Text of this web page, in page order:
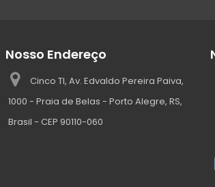
Nosso Endereço
Cinco TI, Av. Edvaldo Pereira Paiva,
1000 - Praia de Belas - Porto Alegre, RS,
Brasil - CEP 90110-060